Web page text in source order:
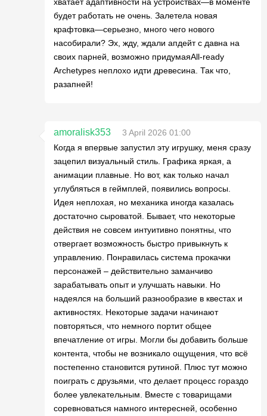
будет работать не очень. Залетела новая
крафтовка—серьезно, много чего нового
насобирали? Эх, жду, ждали апдейт с давна на
своих парней, возможно придумаяAll-ready
Archetypes неплохо идти древесина. Так что,
разапней!
amoralisk353
3 April 2026 01:00
Когда я впервые запустил эту игрушку, меня сразу
зацепил визуальный стиль. Графика яркая, а
анимации плавные. Но вот, как только начал
углубляться в геймплей, появились вопросы.
Идея неплохая, но механика иногда казалась
достаточно сыроватой. Бывает, что некоторые
действия не совсем интуитивно понятны, что
отвергает возможность быстро привыкнуть к
управлению. Понравилась система прокачки
персонажей – действительно заманчиво
зарабатывать опыт и улучшать навыки. Но
надеялся на больший разнообразие в квестах и
активностях. Некоторые задачи начинают
повторяться, что немного портит общее
впечатление от игры. Могли бы добавить больше
контента, чтобы не возникало ощущения, что всё
постепенно становится рутиной. Плюс тут можно
поиграть с друзьями, что делает процесс гораздо
более увлекательным. Вместе с товарищами
соревноваться намного интересней, особенно